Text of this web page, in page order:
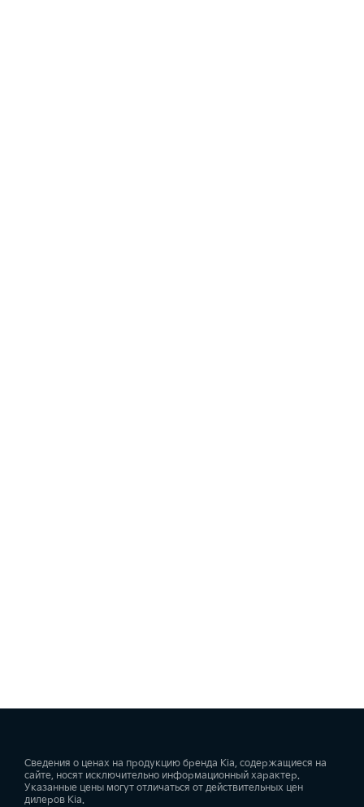
Сведения о ценах на продукцию бренда Kia, содержащиеся на
сайте, носят исключительно информационный характер.
Указанные цены могут отличаться от действительных цен
дилеров Kia.